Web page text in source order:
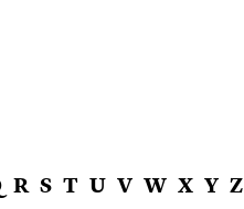
R S T U V W X Y Z